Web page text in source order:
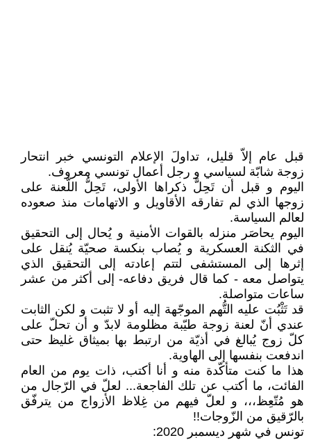
قبل عام إلاّ قليل، تداولَ الإعلام التونسي خبر انتحار
زوجة شابّة لسياسي و رجل أعمال تونسي معروف.
اليوم و قبل أن تَحِلَّ ذكراها الأولى، تَحِلُّ اللّعنة على
زوجها الذي لم تفارقه الأقاويل و الاتهامات منذ صعوده
لعالم السياسة.
اليوم يحاصَر منزله بالقوات الأمنية و يُحال إلى التحقيق
في الثكنة العسكرية و يُصاب بنكسة صحيّة يُنقل على
إثرها إلى المستشفى لتتم إعادته إلى التحقيق الذي
يتواصل معه - كما قال فريق دفاعه- إلى أكثر من عشر
ساعات متواصلة.
قد تَثْبُت عليه التُّهم الموجّهة إليه أو لا تثبت و لكن الثابت
عندي أنّ لعنة زوجة طيّبة مظلومة لابدّ و أن تحلّ على
كلّ زوج يُبالغ في أذيّة من ارتبط بها بميثاق غليظ حتى
اندفعت بنفسها إلى الهاوية.
هذا ما كنت متأكّدة منه و أنا أكتب، ذات يوم من العام
الفائت، ما أكتب عن تلك الفاجعة... لعلّ في الرّجال من
هو مُتّعِظ،،، و لعلّ فيهم من غِلاظ الأزواج من يترفّق
بالرّقيق من الزّوجات!!
تونس في شهر ديسمبر 2020: